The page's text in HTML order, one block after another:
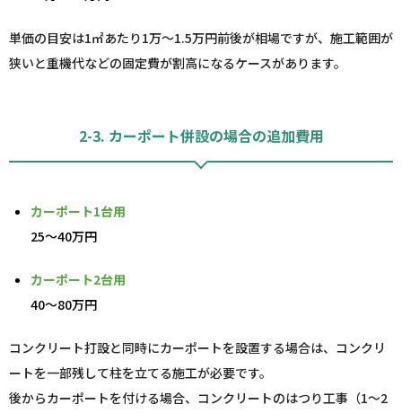
単価の目安は1㎡あたり1万～1.5万円前後が相場ですが、施工範囲が
狭いと重機代などの固定費が割高になるケースがあります。
2-3. カーポート併設の場合の追加費用
カーポート1台用
25～40万円
カーポート2台用
40～80万円
コンクリート打設と同時にカーポートを設置する場合は、コンクリ
ートを一部残して柱を立てる施工が必要です。
後からカーポートを付ける場合、コンクリートのはつり工事（1～2